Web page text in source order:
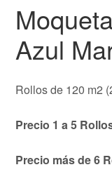
Azul
Rollos de 120 m2
Precio 1 a 5
Precio más de 6